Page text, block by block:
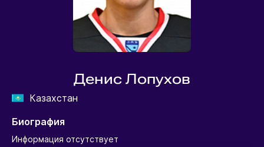
Денис Лопухов
Казахстан
Биография
Информация отсутствует